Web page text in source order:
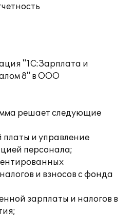
"1С:Зарплата и
8" в ООО
решает следующие
платы и управление
персонала;
и взносов с фонда
зарплаты и налогов в